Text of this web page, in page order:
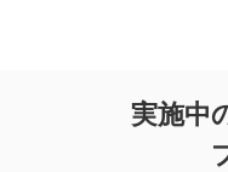
投稿
実施中